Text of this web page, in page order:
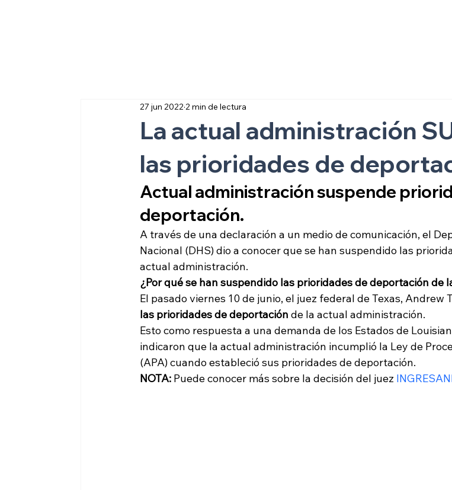
La actual administración
las prioridades de
27 jun 2022 2 min de lectura
Actual administración suspende
deportación.
A través de una declaración a un medio de comunicación, el
Nacional (DHS) dio a conocer que se han suspendido las
actual administración.
¿Por qué se han suspendido las prioridades de deportación de
El pasado viernes 10 de junio, el juez federal de Texas, Andrew
las prioridades de deportación de la actual administración.
Esto como respuesta a una demanda de los Estados de
indicaron que la actual administración incumplió la Ley de
(APA) cuando estableció sus prioridades de deportación.
NOTA: Puede conocer más sobre la decisión del juez